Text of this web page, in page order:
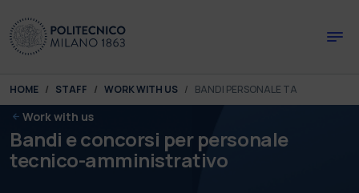
You are here:
HOME STAFF WORK WITH US BANDI PERSONALE TA
Work with us
Bandi e concorsi per personale
tecnico-amministrativo